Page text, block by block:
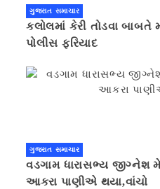
ગુજરાત સમાચાર
કલોલમાં કેરી તોડવા બાબતે
પોલીસ ફરિયાદ
ગુજરાત સમાચાર
વડગામ ધારાસભ્ય જીગ્નેશ
આકરા પાણીએ થયા,વાંચો